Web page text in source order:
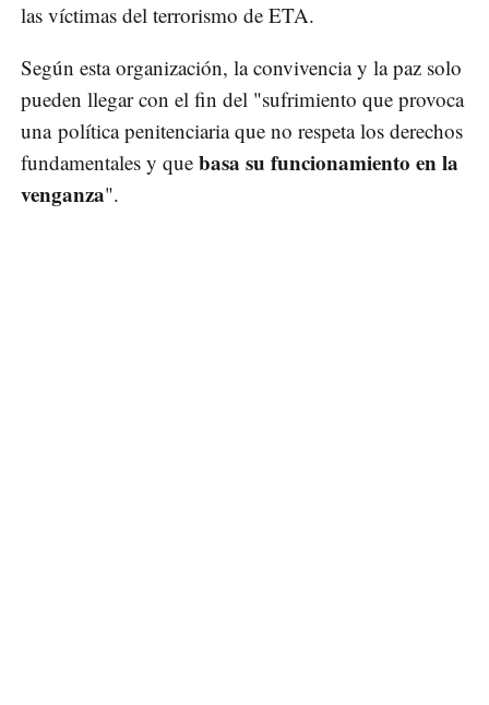
las víctimas del terrorismo de ETA.
Según esta organización, la convivencia y la paz solo
pueden llegar con el fin del "sufrimiento que provoca
una política penitenciaria que no respeta los derechos
fundamentales y que basa su funcionamiento en la
venganza".